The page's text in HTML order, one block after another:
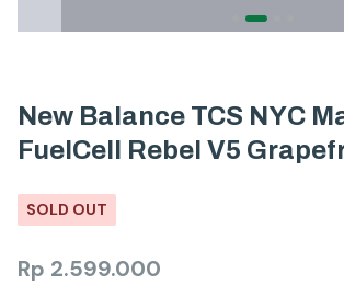
New Balance TCS NYC
FuelCell Rebel V5
SOLD OUT
Rp 2.599.000